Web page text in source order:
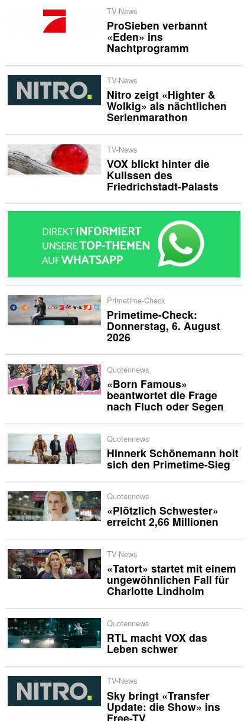
TV-News
ProSieben verbannt
«Eden» ins
Nachtprogramm
TV-News
Nitro zeigt «Highter &
Wolkig» als nächtlichen
Serienmarathon
TV-News
VOX blickt hinter die
Kulissen des
Friedrichstadt-Palasts
Primetime-Check
Primetime-Check:
Donnerstag, 6. August
2026
Quotennews
«Born Famous»
beantwortet die Frage
nach Fluch oder Segen
Quotennews
Hinnerk Schönemann holt
sich den Primetime-Sieg
Quotennews
«Plötzlich Schwester»
erreicht 2,66 Millionen
TV-News
«Tatort» startet mit einem
ungewöhnlichen Fall für
Charlotte Lindholm
Quotennews
RTL macht VOX das
Leben schwer
TV-News
Sky bringt «Transfer
Update: die Show» ins
Free-TV